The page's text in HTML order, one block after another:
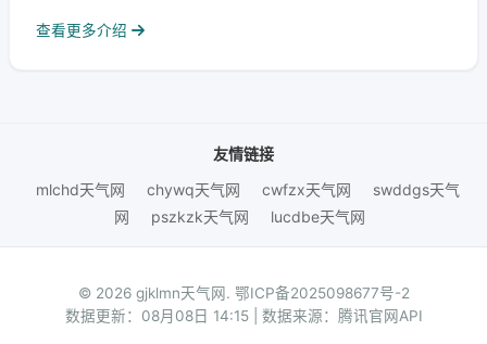
查看更多介绍
友情链接
mlchd天气网
chywq天气网 cwfzx天气网
swddgs天气
网
pszkzk天气网 lucdbe天气网
© 2026 gjklmn天气网. 鄂ICP备2025098677号-2
数据更新：08月08日 14:15 | 数据来源：腾讯官网API